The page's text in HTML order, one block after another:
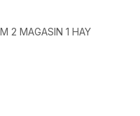
2 MAGASIN 1 HAY